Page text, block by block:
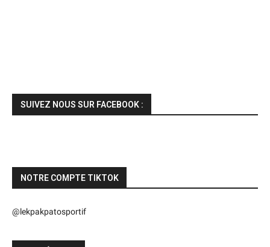
SUIVEZ NOUS SUR FACEBOOK :
NOTRE COMPTE TIKTOK
@lekpakpatosportif